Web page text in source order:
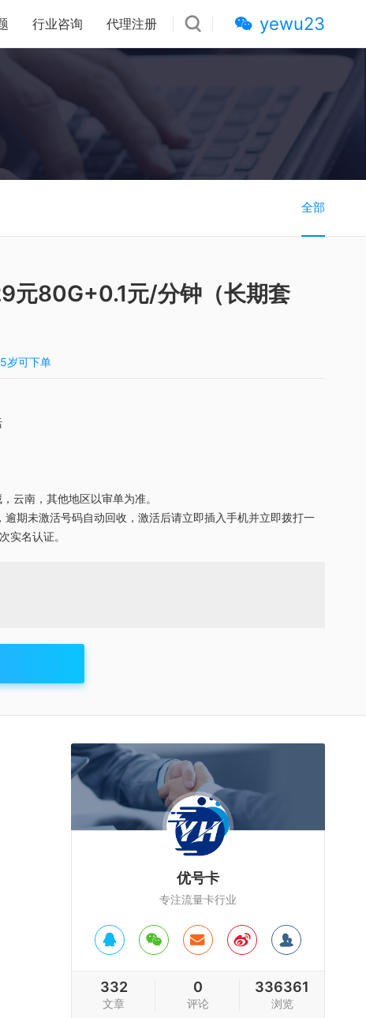
yewu23
行业咨询 代理注册
全部
元80G+0.1元/分钟（长期套
岁可下单
云南，其他地区以审单为准。
逾期未激活号码自动回收，激活后请立即插入手机并立即拨打一
实名认证。
优号卡
专注流量卡行业
332
文章
0
评论
336361
浏览